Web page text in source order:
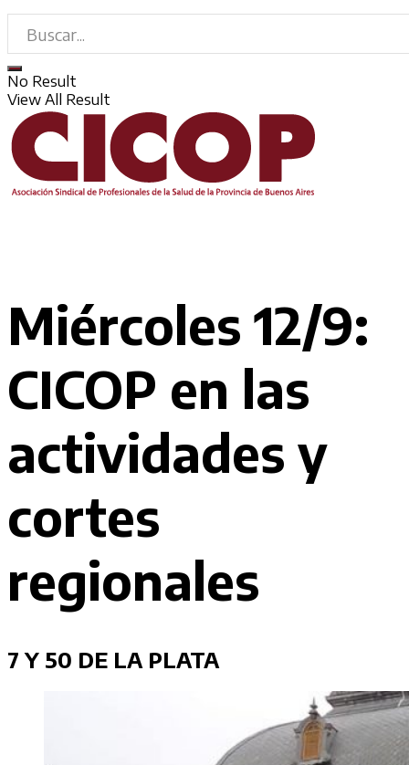
No Result
View All Result
Miércoles 12/9:
CICOP en las
actividades y
cortes
regionales
7 Y 50 DE LA PLATA